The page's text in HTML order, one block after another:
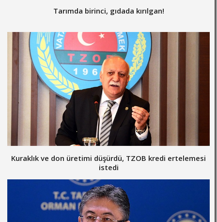
Tarımda birinci, gıdada kırılgan!
Kuraklık ve don üretimi düşürdü, TZOB kredi ertelemesi
istedi